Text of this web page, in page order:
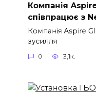
Компанія
співпрацює з
Компанія Aspire
зусилля
0 3,1к.